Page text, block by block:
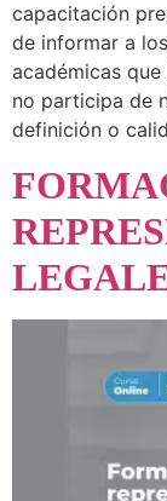
capacitación
de informar a
académicas
no participa de
definición o